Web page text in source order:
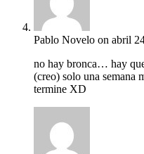
Pablo Novelo on abril
no hay bronca… hay
(creo) solo una semana
termine XD